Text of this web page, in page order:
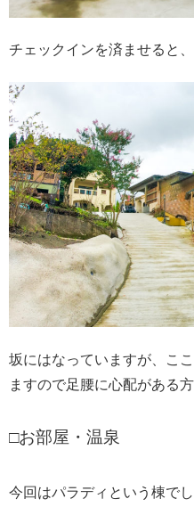
チェックインを済ませると
坂にはなっていますが、こ
ますので足腰に心配がある
□お部屋・温泉
今回はパラディという棟でし